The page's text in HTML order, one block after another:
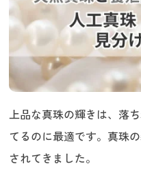
上品な真珠の輝きは、落
てるのに最適です。真珠
されてきました。